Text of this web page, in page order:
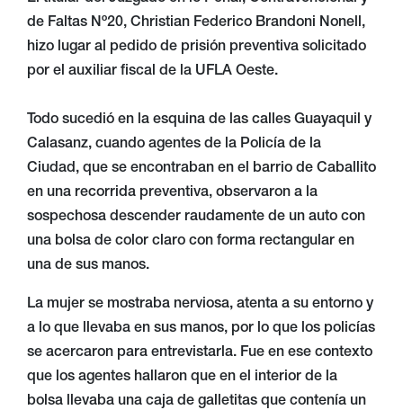
de Faltas Nº20, Christian Federico Brandoni Nonell,
hizo lugar al pedido de prisión preventiva solicitado
por el auxiliar fiscal de la UFLA Oeste.
Todo sucedió en la esquina de las calles Guayaquil y
Calasanz, cuando agentes de la Policía de la
Ciudad, que se encontraban en el barrio de Caballito
en una recorrida preventiva, observaron a la
sospechosa descender raudamente de un auto con
una bolsa de color claro con forma rectangular en
una de sus manos.
La mujer se mostraba nerviosa, atenta a su entorno y
a lo que llevaba en sus manos, por lo que los policías
se acercaron para entrevistarla. Fue en ese contexto
que los agentes hallaron que en el interior de la
bolsa llevaba una caja de galletitas que contenía un